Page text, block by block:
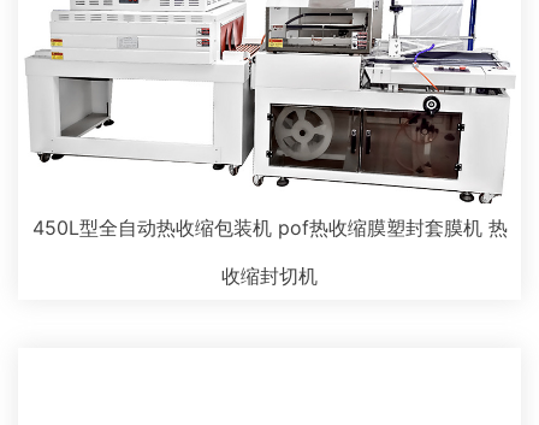
450L型全自动热收缩包装机 pof热收缩膜塑封套膜机 热
收缩封切机